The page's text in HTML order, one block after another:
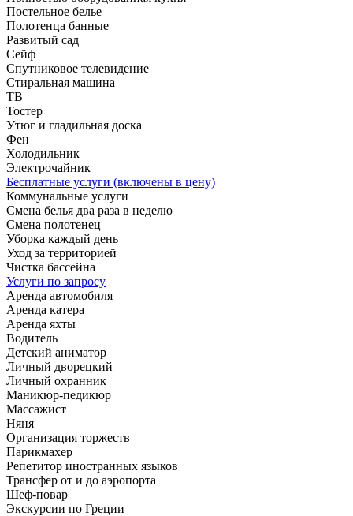
Постельное белье
Полотенца банные
Развитый сад
Сейф
Спутниковое телевидение
Стиральная машина
ТВ
Тостер
Утюг и гладильная доска
Фен
Холодильник
Электрочайник
Бесплатные услуги (включены в цену)
Коммунальные услуги
Смена белья два раза в неделю
Смена полотенец
Уборка каждый день
Уход за территорией
Чистка бассейна
Услуги по запросу
Аренда автомобиля
Аренда катера
Аренда яхты
Водитель
Детский аниматор
Личный дворецкий
Личный охранник
Маникюр-педикюр
Массажист
Няня
Организация торжеств
Парикмахер
Репетитор иностранных языков
Трансфер от и до аэропорта
Шеф-повар
Экскурсии по Греции